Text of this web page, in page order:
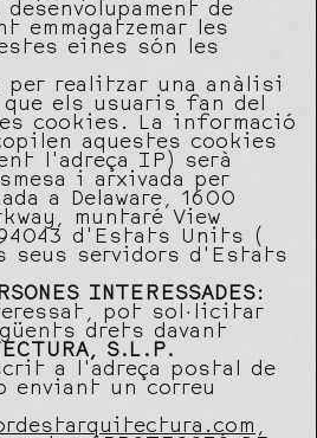
de
emmagatzemar les
eines són les
per realitzar una anàlisi
els usuaris fan del
cookies. La informació
aquestes cookies
l’adreça IP) serà
i arxivada per
a Delaware, 1600
muntaré View
d’Estats Units (
seus servidors d’Estats
INTERESSADES:
pot sol·licitar
drets davant
S.L.P.
a l’adreça postal de
enviant un correu
,